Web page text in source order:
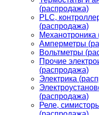
(распродажа)
PLС,
(распродажа)
Амперметры
Вольтметры
Прочие
(распродажа)
Электрика
(распродажа)
Реле,